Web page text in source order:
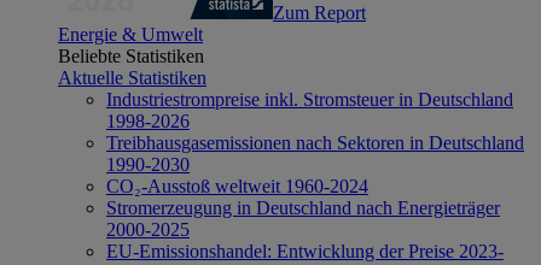
Zum Report
Energie & Umwelt
Beliebte Statistiken
Aktuelle Statistiken
Industriestrompreise inkl. Stromsteuer in Deutschland
1998-2026
Treibhausgasemissionen nach Sektoren in Deutschland
1990-2030
CO₂-Ausstoß weltweit 1960-2024
Stromerzeugung in Deutschland nach Energieträger
2000-2025
EU-Emissionshandel: Entwicklung der Preise 2023-